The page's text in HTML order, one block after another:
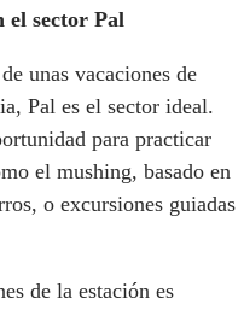
sector Pal
unas vacaciones de
Pal es el sector ideal.
para practicar
el mushing, basado en
o excursiones guiadas
de la estación es